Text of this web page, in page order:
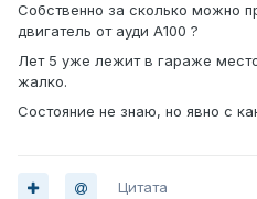
Собственно за сколько можно
двигатель от ауди А100 ?
Лет 5 уже лежит в гараже
жалко.
Состояние не знаю, но явно с
Цитата